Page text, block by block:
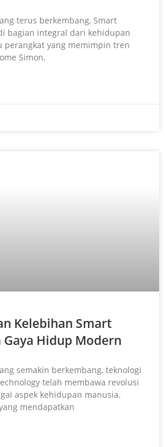
terus berkembang, Smart
bagian integral dari kehidupan
perangkat yang memimpin tren
Simon,
Kelebihan Smart
Hidup Modern
semakin berkembang, teknologi
telah membawa revolusi
aspek kehidupan manusia.
mendapatkan